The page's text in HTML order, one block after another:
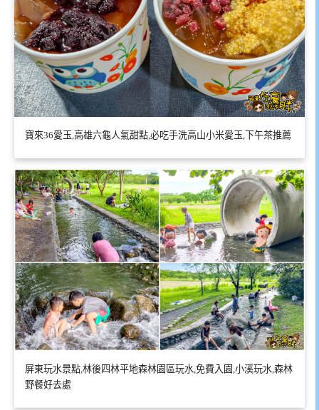
寶來36愛玉,高雄六龜人氣甜點,必吃手洗高山小米愛玉,下午茶推薦
屏東玩水景點,林後四林平地森林園區玩水,免費入園,小溪玩水,森林
野餐好去處